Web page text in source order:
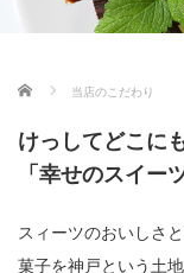
ホーム 当店のこだわり
けっしてどこに
「幸せのスイー
スィーツのおいしさ
菓子を神戸という土